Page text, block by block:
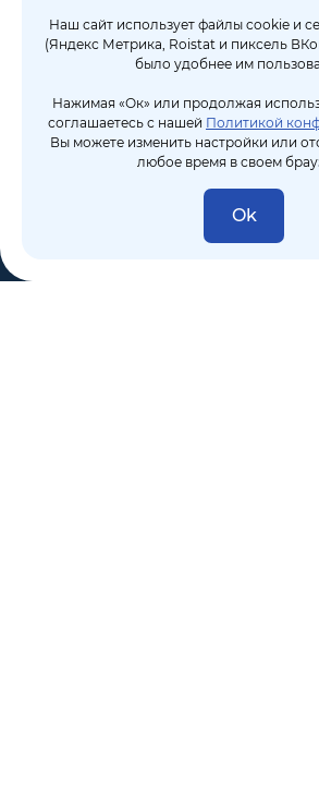
Наш сайт использует файлы cookie и
(Яндекс Метрика, Roistat и пиксель
было удобнее им
Нажимая «Ок» или продолжая
соглашаетесь с нашей Политикой
Вы можете изменить настройки или
любое время в своем
Ok